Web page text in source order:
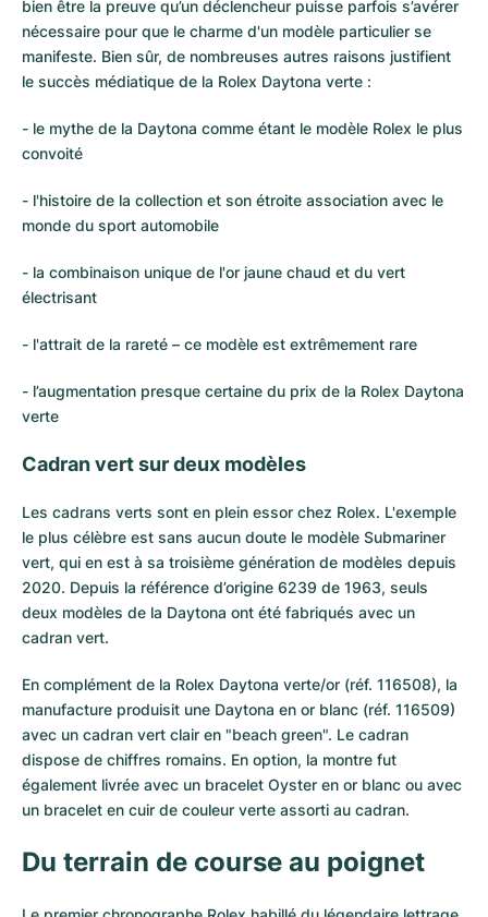
bien être la preuve qu’un déclencheur puisse parfois s’avérer
nécessaire pour que le charme d'un modèle particulier se
manifeste. Bien sûr, de nombreuses autres raisons justifient
le succès médiatique de la Rolex Daytona verte :
- le mythe de la Daytona comme étant le modèle Rolex le plus
convoité
- l'histoire de la collection et son étroite association avec le
monde du sport automobile
- la combinaison unique de l'or jaune chaud et du vert
électrisant
- l'attrait de la rareté – ce modèle est extrêmement rare
- l’augmentation presque certaine du prix de la Rolex Daytona
verte
Cadran vert sur deux modèles
Les cadrans verts sont en plein essor chez Rolex. L'exemple
le plus célèbre est sans aucun doute le modèle Submariner
vert, qui en est à sa troisième génération de modèles depuis
2020. Depuis la référence d’origine 6239 de 1963, seuls
deux modèles de la Daytona ont été fabriqués avec un
cadran vert.
En complément de la Rolex Daytona verte/or (réf. 116508), la
manufacture produisit une Daytona en or blanc (réf. 116509)
avec un cadran vert clair en "beach green". Le cadran
dispose de chiffres romains. En option, la montre fut
également livrée avec un bracelet Oyster en or blanc ou avec
un bracelet en cuir de couleur verte assorti au cadran.
Du terrain de course au poignet